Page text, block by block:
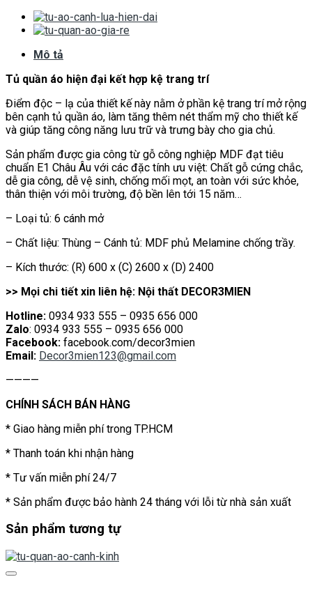
Mô tả
Tủ quần áo hiện đại kết hợp kệ trang trí
Điểm độc – lạ của thiết kế này nằm ở phần kệ trang trí mở rộng
bên cạnh tủ quần áo, làm tăng thêm nét thẩm mỹ cho thiết kế
và giúp tăng công năng lưu trữ và trưng bày cho gia chủ.
Sản phẩm được gia công từ gỗ công nghiệp MDF đạt tiêu
chuẩn E1 Châu Âu với các đặc tính ưu việt: Chất gỗ cứng chắc,
dễ gia công, dễ vệ sinh, chống mối mọt, an toàn với sức khỏe,
thân thiện với môi trường, độ bền lên tới 15 năm…
– Loại tủ: 6 cánh mở
– Chất liệu: Thùng – Cánh tủ: MDF phủ Melamine chống trầy.
– Kích thước: (R) 600 x (C) 2600 x (D) 2400
>> Mọi chi tiết xin liên hệ: Nội thất DECOR3MIEN
Hotline: 0934 933 555 – 0935 656 000
Zalo: 0934 933 555 – 0935 656 000
Facebook: facebook.com/decor3mien
Email: Decor3mien123@gmail.com
————
CHÍNH SÁCH BÁN HÀNG
* Giao hàng miễn phí trong TP.HCM
* Thanh toán khi nhận hàng
* Tư vấn miễn phí 24/7
* Sản phẩm được bảo hành 24 tháng với lỗi từ nhà sản xuất
Sản phẩm tương tự